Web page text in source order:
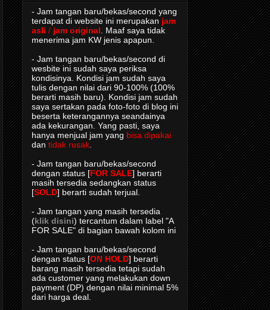
- Jam tangan baru/bekas/second yang
terdapat di website ini merupakan jam
asli / jam original . Maaf saya tidak
menerima jam KW jenis apapun.
- Jam tangan baru/bekas/second di
wesbite ini sudah saya periksa
kondisinya. Kondisi jam sudah saya
tulis dengan nilai dari 90-100% (100%
berarti masih baru). Kondisi jam sudah
saya sertakan pada foto-foto di blog ini
beserta keterangannya seandainya
ada kekurangan. Yang pasti, saya
hanya menjual jam yang bisa dipakai
dan tidak rusak
- Jam tangan baru/bekas/second
dengan status [FOR SALE] berarti
masih tersedia sedangkan status
[SOLD] berarti sudah terjual.
- Jam tangan yang masih tersedia
(klik disini) tercantum dalam label "A
FOR SALE" di bagian bawah kolom ini
- Jam tangan baru/bekas/second
dengan status [ON HOLD] berarti
barang masih tersedia tetapi sudah
ada customer yang melakukan down
payment (DP) dengan nilai minimal 5%
dari harga deal.